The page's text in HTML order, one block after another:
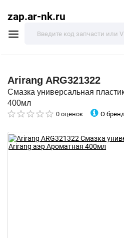
zap.ar-nk.ru
Arirang ARG321322
Смазка универсальная
400мл
0 оценок О